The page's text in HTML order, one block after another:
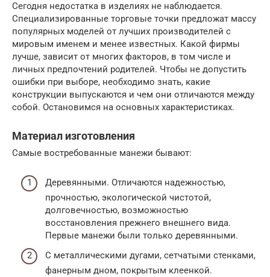
Сегодня недостатка в изделиях не наблюдается.
Специализированные торговые точки предложат массу
популярных моделей от лучших производителей с
мировым именем и менее известных. Какой фирмы
лучше, зависит от многих факторов, в том числе и
личных предпочтений родителей. Чтобы не допустить
ошибки при выборе, необходимо знать, какие
конструкции выпускаются и чем они отличаются между
собой. Остановимся на основных характеристиках.
Материал изготовления
Самые востребованные манежи бывают:
Деревянными. Отличаются надежностью,
прочностью, экологической чистотой,
долговечностью, возможностью
восстановления прежнего внешнего вида.
Первые манежи были только деревянными.
С металлическими дугами, сетчатыми стенками,
фанерным дном, покрытым клеенкой.